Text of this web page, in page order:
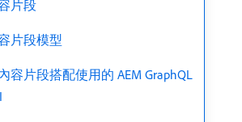
片段
片段模型
容片段搭配使用的 AEM GraphQL